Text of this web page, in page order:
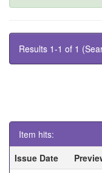
Results 1-1 of 1
Item hits:
Issue Date